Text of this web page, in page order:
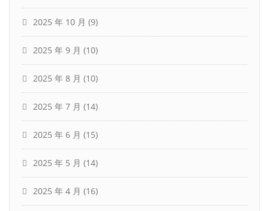
2025 年 10 月 (9)
2025 年 9 月 (10)
2025 年 8 月 (10)
2025 年 7 月 (14)
2025 年 6 月 (15)
2025 年 5 月 (14)
2025 年 4 月 (16)